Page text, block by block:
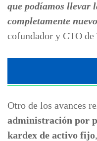
que podíamos llevar
completamente
cofundador y CTO de
Otro de los avances
administración por
kardex de activo fijo